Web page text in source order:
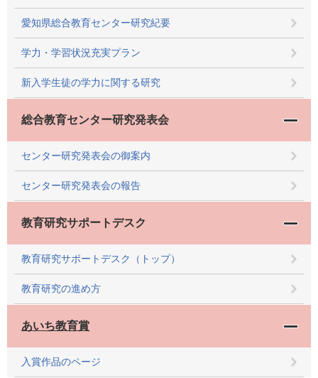
愛知県総合教育センター研究紀要
学力・学習状況充実プラン
新入学生徒の学力に関する研究
総合教育センター研究発表会
センター研究発表会の御案内
センター研究発表会の報告
教育研究サポートデスク
教育研究サポートデスク（トップ）
教育研究の進め方
あいち教育賞
入賞作品のページ